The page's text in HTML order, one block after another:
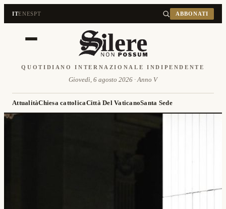
ITENESPT ABBONATI
QUOTIDIANO INTERNAZIONALE INDIPENDENTE
Giovedì, 6 agosto 2026 · Anno V
AttualitàChiesa cattolicaCittà Del VaticanoSanta Sede